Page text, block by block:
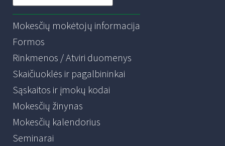
Mokesčių mokėtojų informacija
Formos
Rinkmenos / Atviri duomenys
Skaičiuoklės ir pagalbininkai
Sąskaitos ir įmokų kodai
Mokesčių žinynas
Mokesčių kalendorius
Seminarai